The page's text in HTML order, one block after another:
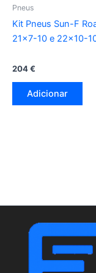
Pneus
Kit Pneus Sun-F
21×7-10 e 22×10-
204€
Adicionar